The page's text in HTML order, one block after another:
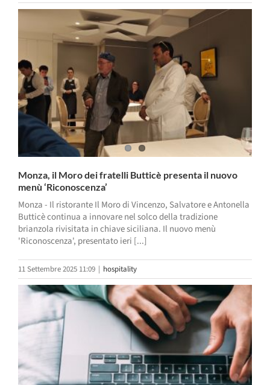
Monza, il Moro dei fratelli Butticè presenta il nuovo
menù ‘Riconoscenza’
Monza - Il ristorante Il Moro di Vincenzo, Salvatore e Antonella
Butticè continua a innovare nel solco della tradizione
brianzola rivisitata in chiave siciliana. Il nuovo menù
'Riconoscenza', presentato ieri [...]
11 Settembre 2025 11:09 | hospitality